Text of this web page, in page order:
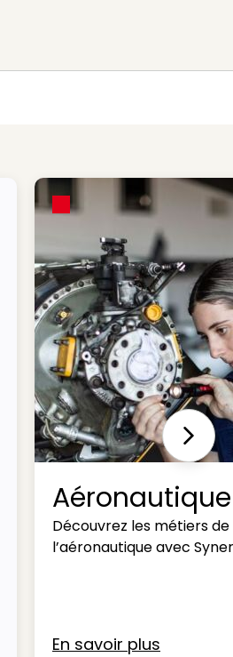
Aéronautique
Découvrez les métiers de
l’aéronautique avec
En savoir plus
Next